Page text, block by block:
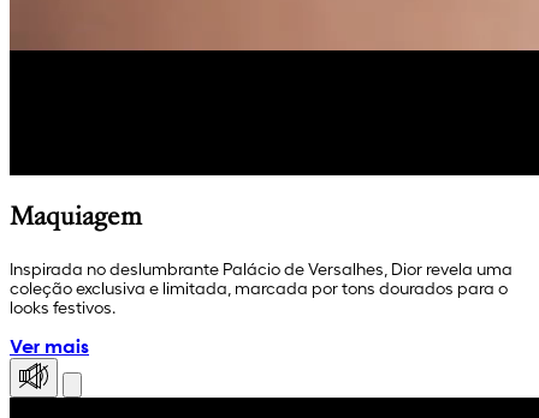
Maquiagem
Inspirada no deslumbrante Palácio de Versalhes, Dior revela uma
coleção exclusiva e limitada, marcada por tons dourados para o
looks festivos.
Ver mais